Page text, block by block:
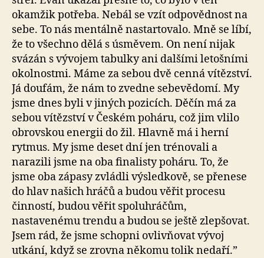
okamžik potřeba. Nebál se vzít odpovědnost na
sebe. To nás mentálně nastartovalo. Mně se líbí,
že to všechno dělá s úsměvem. On není nijak
svázán s vývojem tabulky ani dalšími letošními
okolnostmi. Máme za sebou dvě cenná vítězství.
Já doufám, že nám to zvedne sebevědomí. My
jsme dnes byli v jiných pozicích. Děčín má za
sebou vítězství v Českém poháru, což jim vlilo
obrovskou energii do žil. Hlavně má i herní
rytmus. My jsme deset dní jen trénovali a
narazili jsme na oba finalisty poháru. To, že
jsme oba zápasy zvládli výsledkově, se přenese
do hlav našich hráčů a budou věřit procesu
činností, budou věřit spoluhráčům,
nastavenému trendu a budou se ještě zlepšovat.
Jsem rád, že jsme schopni ovlivňovat vývoj
utkání, když se zrovna někomu tolik nedaří.”